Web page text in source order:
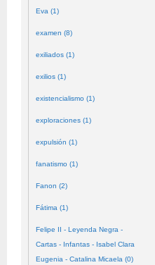
Eva (1)
examen (8)
exiliados (1)
exilios (1)
existencialismo (1)
exploraciones (1)
expulsión (1)
fanatismo (1)
Fanon (2)
Fátima (1)
Felipe II - Leyenda Negra -
Cartas - Infantas - Isabel Clara
Eugenia - Catalina Micaela (0)